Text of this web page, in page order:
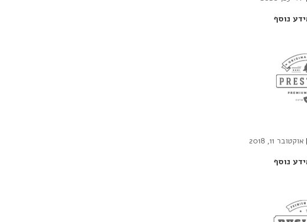
נוסף
אוקטובר 11, 2018
נוסף